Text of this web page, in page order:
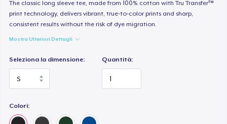
The classic long sleeve tee, made from 100% cotton with Tru Transfer™
print technology, delivers vibrant, true-to-color prints and sharp,
consistent results without the risk of dye migration.
Mostra Ulteriori Dettagli
Seleziona la dimensione: Quantità:
Colori:
Heavy Tee
44,99 USD
Tru transfer Printed Premium Tee
Tru Transfer Printed Classic Tee